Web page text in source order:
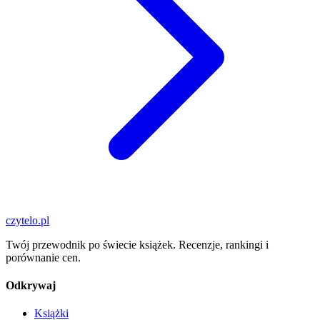
czytelo.pl
Twój przewodnik po świecie książek. Recenzje, rankingi i
porównanie cen.
Odkrywaj
Książki